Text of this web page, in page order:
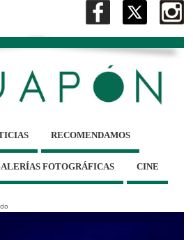
RECOMENDAMOS
FOTOGRÁFICAS CINE